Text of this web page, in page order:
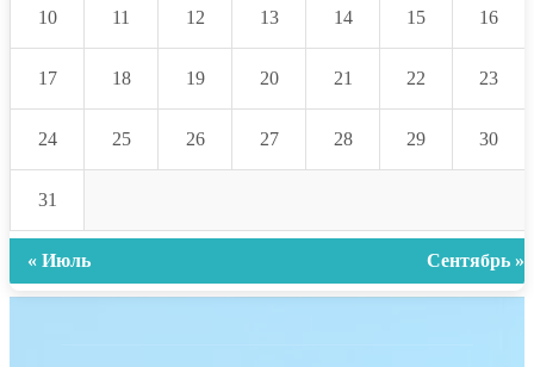
10 11 12 13 14 15 16
17 18 19 20 21 22 23
24 25 26 27 28 29 30
31
« Июль Сентябрь »